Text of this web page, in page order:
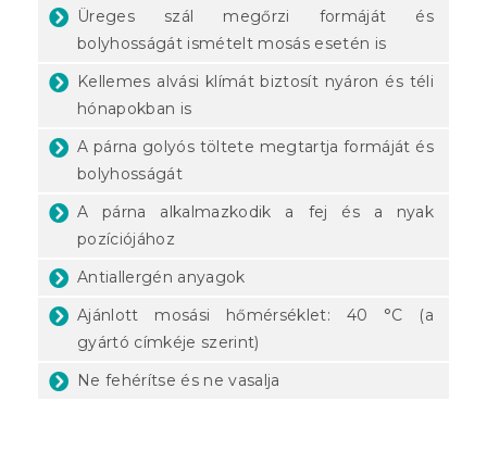
Üreges szál megőrzi formáját és
bolyhosságát ismételt mosás esetén is
Kellemes alvási klímát biztosít nyáron és téli
hónapokban is
A párna golyós töltete megtartja formáját és
bolyhosságát
A párna alkalmazkodik a fej és a nyak
pozíciójához
Antiallergén anyagok
Ajánlott mosási hőmérséklet: 40 °C (a
gyártó címkéje szerint)
Ne fehérítse és ne vasalja